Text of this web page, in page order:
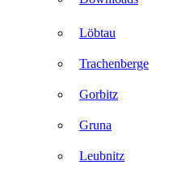
Löbtau
Trachenberge
Gorbitz
Gruna
Leubnitz